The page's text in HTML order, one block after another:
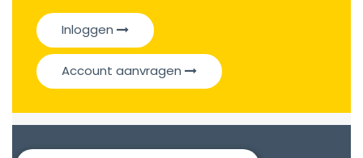
Inloggen
Account aanvragen